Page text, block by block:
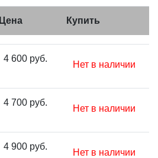
Цена Купить
4 600 руб.
Нет в наличии
4 700 руб.
Нет в наличии
4 900 руб.
Нет в наличии